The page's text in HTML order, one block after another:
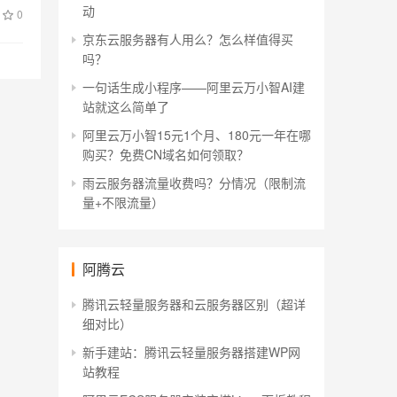
0
动
京东云服务器有人用么？怎么样值得买
吗？
一句话生成小程序——阿里云万小智AI建
站就这么简单了
阿里云万小智15元1个月、180元一年在哪
购买？免费CN域名如何领取？
雨云服务器流量收费吗？分情况（限制流
量+不限流量）
阿腾云
腾讯云轻量服务器和云服务器区别（超详
细对比）
新手建站：腾讯云轻量服务器搭建WP网
站教程